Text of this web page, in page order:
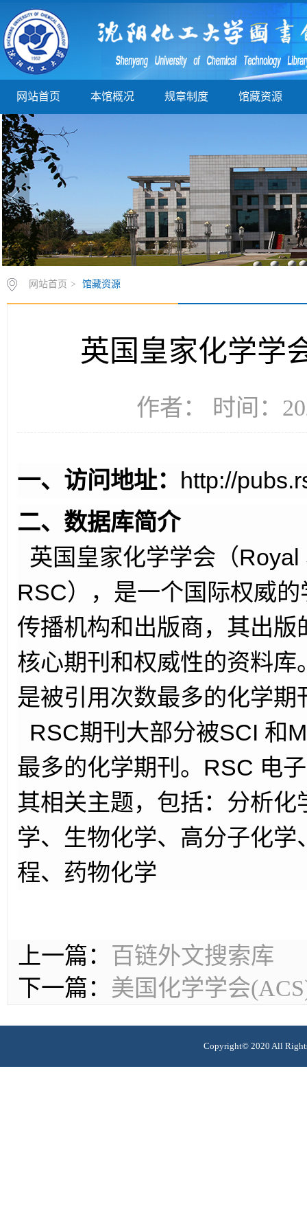
网站首页 本馆概况 规章制度 馆藏资源
网站首页 > 馆藏资源
英国皇家化学学
作者： 时间：
一、访问地址： http://
二、数据库简介
英国皇家化学学会（
RSC），是一个国际权威
传播机构和出版商，其出
核心期刊和权威性的资料
是被引用次数最多的化学期
RSC期刊大部分被SCI 和
最多的化学期刊。RSC 电
其相关主题，包括：分析
学、生物化学、高分子化
程、药物化学
上一篇： 百链外文搜索库
下一篇： 美国化学学会
Copyright© 2020 All